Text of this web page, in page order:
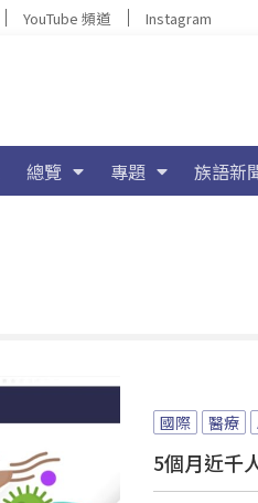
YouTube 頻道 Instagram
總覽 專題 族語新
國際 醫療
5個月近千